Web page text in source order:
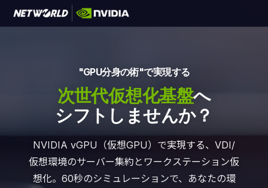
"GPU分身の術"で実現する
次世代仮想化基盤へ
シフトしませんか？
NVIDIA vGPU（仮想GPU）で実現する、VDI/
仮想環境のサーバー集約と ワークステーション仮
想化。 60秒のシミュレーションで、あなたの環